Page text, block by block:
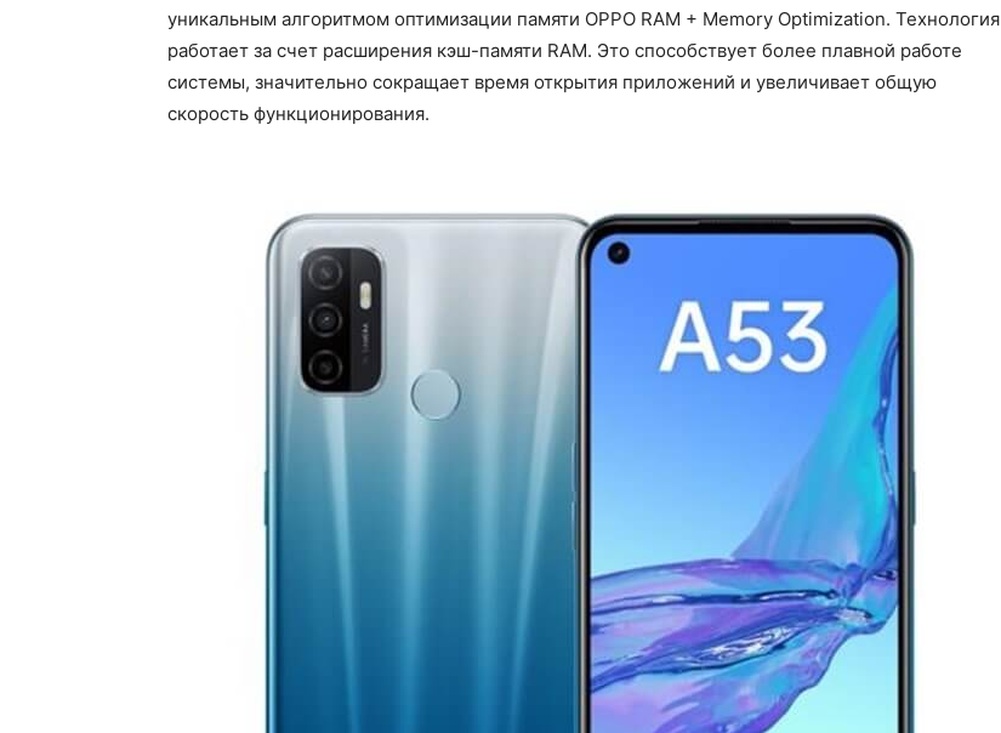
уникальным алгоритмом оптимизации памяти OPPO RAM + Memory Optimization. Технология
работает за счет расширения кэш-памяти RAM. Это способствует более плавной работе
системы, значительно сокращает время открытия приложений и увеличивает общую
скорость функционирования.